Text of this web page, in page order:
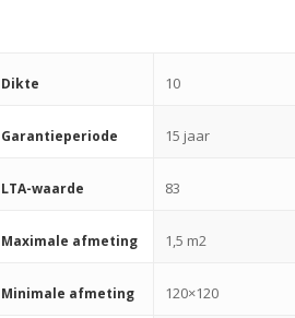
Dikte 10
Garantieperiode 15 jaar
LTA-waarde 83
Maximale afmeting 1,5 m2
Minimale afmeting 120×120